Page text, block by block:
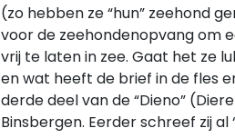
(zo hebben ze “hun” zeehond
voor de zeehondenopvang om
vrij te laten in zee. Gaat het ze
en wat heeft de brief in de fles
derde deel van de “Dieno”
Binsbergen. Eerder schreef zij al